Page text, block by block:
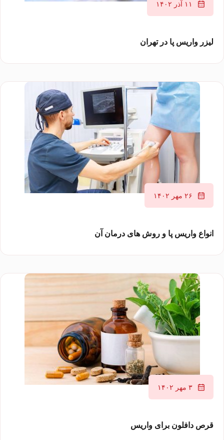
۱۱ آذر ۱۴۰۲
لیزر واریس پا در تهران
۲۶ مهر ۱۴۰۲
انواع واریس پا و روش های درمان آن
۳ مهر ۱۴۰۲
قرص دافلون برای واریس